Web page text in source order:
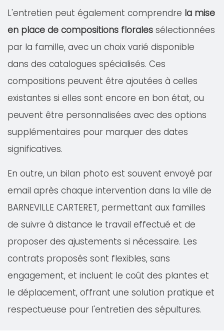
L'entretien peut également comprendre la mise
en place de compositions florales sélectionnées
par la famille, avec un choix varié disponible
dans des catalogues spécialisés. Ces
compositions peuvent être ajoutées à celles
existantes si elles sont encore en bon état, ou
peuvent être personnalisées avec des options
supplémentaires pour marquer des dates
significatives.
En outre, un bilan photo est souvent envoyé par
email après chaque intervention dans la ville de
BARNEVILLE CARTERET, permettant aux familles
de suivre à distance le travail effectué et de
proposer des ajustements si nécessaire. Les
contrats proposés sont flexibles, sans
engagement, et incluent le coût des plantes et
le déplacement, offrant une solution pratique et
respectueuse pour l'entretien des sépultures.